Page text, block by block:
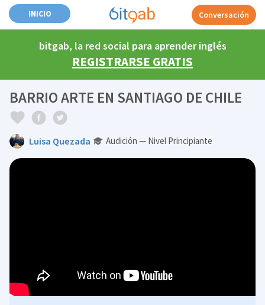
INICIO Conversación
bitgab, la red social para aprender inglés
REGISTRARSE GRATIS
BARRIO ARTE EN SANTIAGO DE CHILE
Luisa Quezada Audición — Nivel Principiante